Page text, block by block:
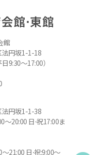
館⋅東館
館
円坂1-1-18
9:30～17:00）
円坂1-1-38
20:00 日⋅祝17:00ま
21:00 日⋅祝:9:00～